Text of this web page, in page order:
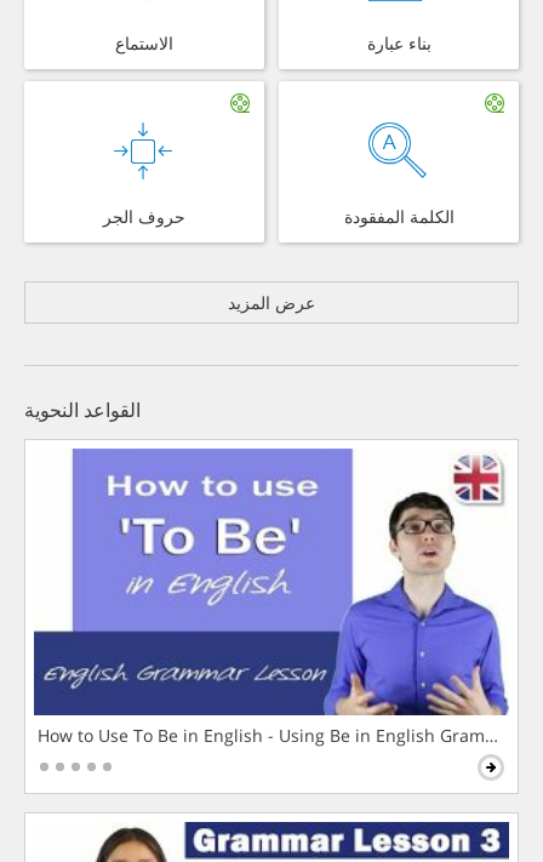
الاستماع بناء عبارة
حروف الجر الكلمة المفقودة
عرض المزيد
القواعد النحوية
How to Use To Be in English - Using Be in English Grammar